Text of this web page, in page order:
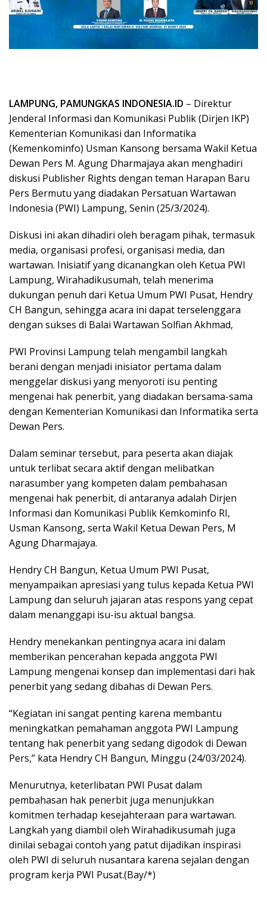
LAMPUNG, PAMUNGKAS INDONESIA.ID – Direktur
Jenderal Informasi dan Komunikasi Publik (Dirjen IKP)
Kementerian Komunikasi dan Informatika
(Kemenkominfo) Usman Kansong bersama Wakil Ketua
Dewan Pers M. Agung Dharmajaya akan menghadiri
diskusi Publisher Rights dengan teman Harapan Baru
Pers Bermutu yang diadakan Persatuan Wartawan
Indonesia (PWI) Lampung, Senin (25/3/2024).
Diskusi ini akan dihadiri oleh beragam pihak, termasuk
media, organisasi profesi, organisasi media, dan
wartawan. Inisiatif yang dicanangkan oleh Ketua PWI
Lampung, Wirahadikusumah, telah menerima
dukungan penuh dari Ketua Umum PWI Pusat, Hendry
CH Bangun, sehingga acara ini dapat terselenggara
dengan sukses di Balai Wartawan Solfian Akhmad,
PWI Provinsi Lampung telah mengambil langkah
berani dengan menjadi inisiator pertama dalam
menggelar diskusi yang menyoroti isu penting
mengenai hak penerbit, yang diadakan bersama-sama
dengan Kementerian Komunikasi dan Informatika serta
Dewan Pers.
Dalam seminar tersebut, para peserta akan diajak
untuk terlibat secara aktif dengan melibatkan
narasumber yang kompeten dalam pembahasan
mengenai hak penerbit, di antaranya adalah Dirjen
Informasi dan Komunikasi Publik Kemkominfo RI,
Usman Kansong, serta Wakil Ketua Dewan Pers, M
Agung Dharmajaya.
Hendry CH Bangun, Ketua Umum PWI Pusat,
menyampaikan apresiasi yang tulus kepada Ketua PWI
Lampung dan seluruh jajaran atas respons yang cepat
dalam menanggapi isu-isu aktual bangsa.
Hendry menekankan pentingnya acara ini dalam
memberikan pencerahan kepada anggota PWI
Lampung mengenai konsep dan implementasi dari hak
penerbit yang sedang dibahas di Dewan Pers.
“Kegiatan ini sangat penting karena membantu
meningkatkan pemahaman anggota PWI Lampung
tentang hak penerbit yang sedang digodok di Dewan
Pers,” kata Hendry CH Bangun, Minggu (24/03/2024).
Menurutnya, keterlibatan PWI Pusat dalam
pembahasan hak penerbit juga menunjukkan
komitmen terhadap kesejahteraan para wartawan.
Langkah yang diambil oleh Wirahadikusumah juga
dinilai sebagai contoh yang patut dijadikan inspirasi
oleh PWI di seluruh nusantara karena sejalan dengan
program kerja PWI Pusat.(Bay/*)